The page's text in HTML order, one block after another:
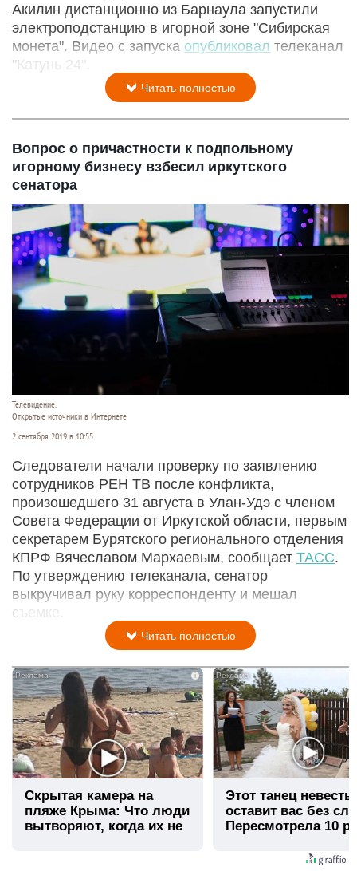
Акилин дистанционно из Барнаула запустили
электроподстанцию в игорной зоне "Сибирская
монета". Видео с запуска опубликовал телеканал
"Катунь 24".
Читать полностью
Вопрос о причастности к подпольному
игорному бизнесу взбесил иркутского
сенатора
Телевидение.
Открытые источники в Интернете
2 сентября 2019 в 10:55
Следователи начали проверку по заявлению
сотрудников РЕН ТВ после конфликта,
произошедшего 31 августа в Улан-Удэ с членом
Совета Федерации от Иркутской области, первым
секретарем Бурятского регионального отделения
КПРФ Вячеславом Мархаевым, сообщает ТАСС.
По утверждению телеканала, сенатор
выкручивал руку корреспонденту и мешал
съемке.
Читать полностью
i
Скрытая камера на
пляже Крыма: Что люди
вытворяют, когда их не
Этот танец невесты
оставит вас без
Пересмотрела 10